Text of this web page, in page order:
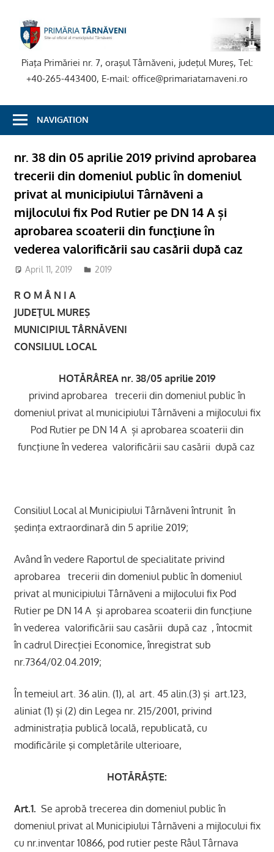
content
Piaţa Primăriei nr. 7, oraşul Târnăveni, judeţul Mureş, Tel:
+40-265-443400, E-mail: office@primariatarnaveni.ro
NAVIGATION
nr. 38 din 05 aprilie 2019 privind aprobarea
trecerii din domeniul public în domeniul
privat al municipiului Târnăveni a
mijlocului fix Pod Rutier pe DN 14 A și
aprobarea scoaterii din funcţiune în
vederea valorificării sau casării după caz
April 11, 2019 adm-mmm
2019
R O M Â N I A
JUDEŢUL MUREŞ
MUNICIPIUL TÂRNĂVENI
CONSILIUL LOCAL
HOTĂRÂREA nr. 38/05 aprilie 2019
privind aprobarea trecerii din domeniul public în
domeniul privat al municipiului Târnăveni a mijlocului fix
Pod Rutier pe DN 14 A și aprobarea scoaterii din
funcţiune în vederea valorificării sau casării după caz
Consiliul Local al Municipiului Târnăveni întrunit în
şedinţa extraordinară din 5 aprilie 2019;
Având în vedere Raportul de specialitate privind
aprobarea trecerii din domeniul public în domeniul
privat al municipiului Târnăveni a mijlocului fix Pod
Rutier pe DN 14 A și aprobarea scoaterii din funcţiune
în vederea valorificării sau casării după caz , întocmit
în cadrul Direcției Economice, înregistrat sub
nr.7364/02.04.2019;
În temeiul art. 36 alin. (1), al art. 45 alin.(3) și art.123,
aliniat (1) și (2) din Legea nr. 215/2001, privind
administraţia publică locală, republicată, cu
modificările şi completările ulterioare,
HOTĂRĂŞTE:
Art.1. Se aprobă trecerea din domeniul public în
domeniul privat al Municipiului Târnăveni a mijlocului fix
cu nr.inventar 10866, pod rutier peste Râul Târnava